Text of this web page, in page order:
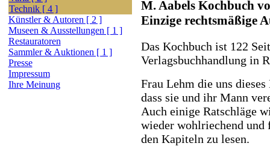
Technik [ 4 ]
Künstler & Autoren [ 2 ]
Museen & Ausstellungen [ 1 ]
Restauratoren
Sammler & Auktionen [ 1 ]
Presse
Impressum
Ihre Meinung
M. Aabels Kochbuch
Einzige rechtsmäßige
Das Kochbuch ist 122
Verlagsbuchhandlung in
Frau Lehm die uns
dass sie und ihr Mann
Auch einige Ratschläge
wieder wohlriechend und
den Kapiteln zu lesen.